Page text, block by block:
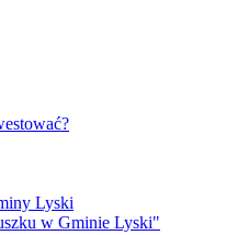
Lyski
w Gminie Lyski"